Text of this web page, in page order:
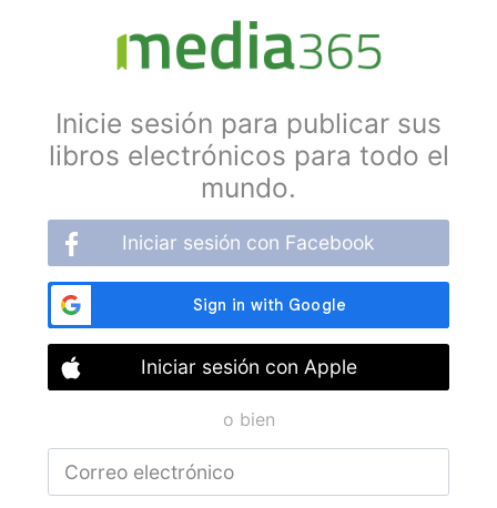
Inicie sesión para publicar sus
libros electrónicos para todo el
mundo.
Iniciar sesión con Facebook
Iniciar sesión con Apple
o bien